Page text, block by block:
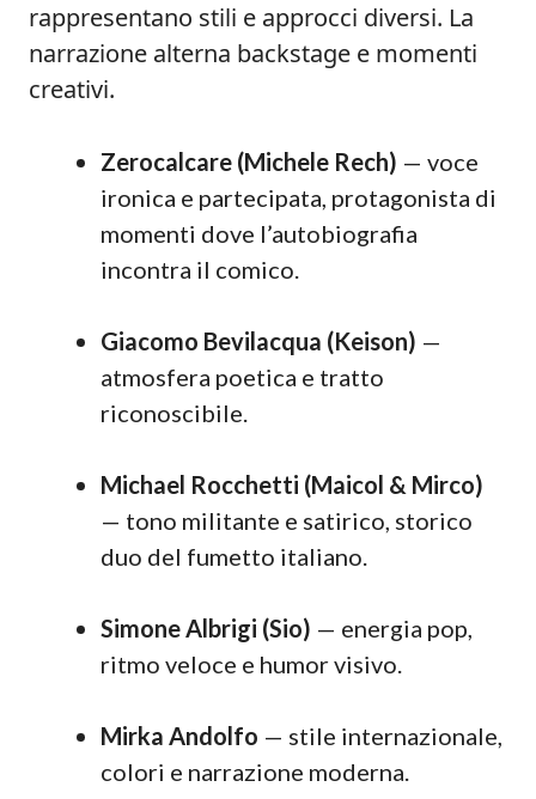
rappresentano stili e approcci diversi. La
narrazione alterna backstage e momenti
creativi.
Zerocalcare (Michele Rech) — voce
ironica e partecipata, protagonista di
momenti dove l’autobiografia
incontra il comico.
Giacomo Bevilacqua (Keison) —
atmosfera poetica e tratto
riconoscibile.
Michael Rocchetti (Maicol & Mirco)
— tono militante e satirico, storico
duo del fumetto italiano.
Simone Albrigi (Sio) — energia pop,
ritmo veloce e humor visivo.
Mirka Andolfo — stile internazionale,
colori e narrazione moderna.